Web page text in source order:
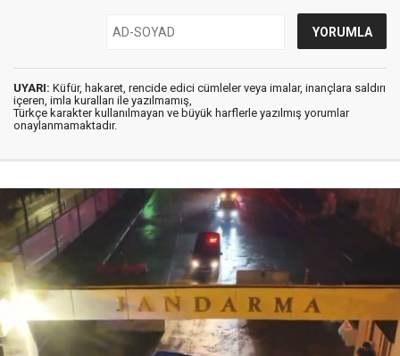
UYARI: Küfür, hakaret, rencide edici cümleler veya imalar, inançlara saldırı
içeren, imla kuralları ile yazılmamış,
Türkçe karakter kullanılmayan ve büyük harflerle yazılmış yorumlar
onaylanmamaktadır.